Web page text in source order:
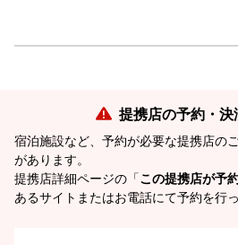
提携店の予約・決
宿泊施設など、予約が必要な提携店の
があります。
提携店詳細ページの「この提携店が予
あるサイトまたはお電話にて予約を行